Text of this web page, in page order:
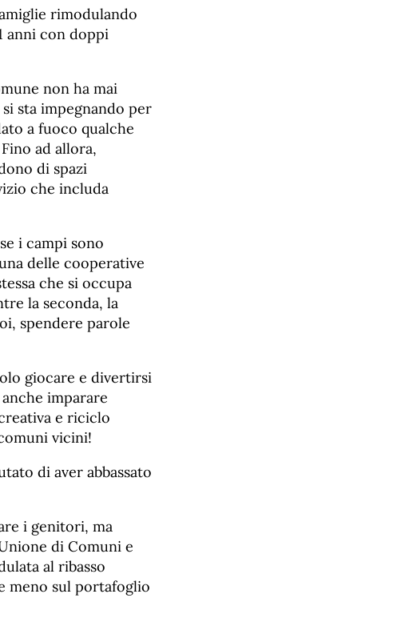
rimodulando
anni con doppi
non ha mai
sta impegnando per
a fuoco qualche
ad allora,
di spazi
che includa
i campi sono
delle cooperative
che si occupa
la seconda, la
spendere parole
giocare e divertirsi
imparare
e riciclo
vicini!
di aver abbassato
i genitori, ma
di Comuni e
al ribasso
meno sul portafoglio